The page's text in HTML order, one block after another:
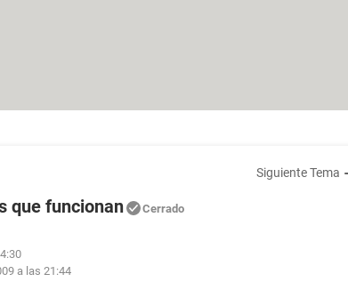
Siguiente Tema
que funcionan Cerrado
a las 21:44